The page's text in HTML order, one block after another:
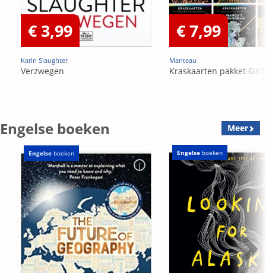
€ 3,99
Karin Slaughter
Verzwegen
€ 7,99
Manteau
Kraskaarten pakket 6in1
Engelse boeken Meer
Engelse boeken Engelse boeken